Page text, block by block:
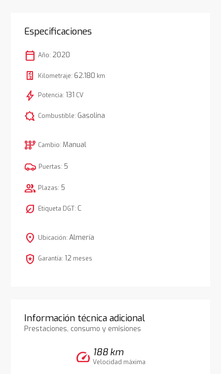
Especificaciones
calendar_today Año: 2020
Kilometraje: 62.180 km
bolt Potencia: 131 CV
comic_bubble Combustible: Gasolina
auto_transmission Cambio: Manual
Puertas: 5
group Plazas: 5
nest_eco_leaf Etiqueta DGT: C
location_on Ubicación: Almería
local_police Garantía: 12 meses
Información técnica adicional
Prestaciones, consumo y emisiones
speed 188 km
Velocidad máxima